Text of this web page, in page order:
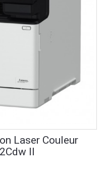
Laser Couleur
II